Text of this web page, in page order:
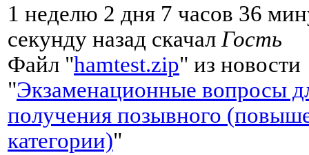
1 неделю 2 дня 7 часов 36
секунду назад скачал Гость
Файл "hamtest.zip" из новости
"Экзаменационные вопросы
получения позывного
категории)"